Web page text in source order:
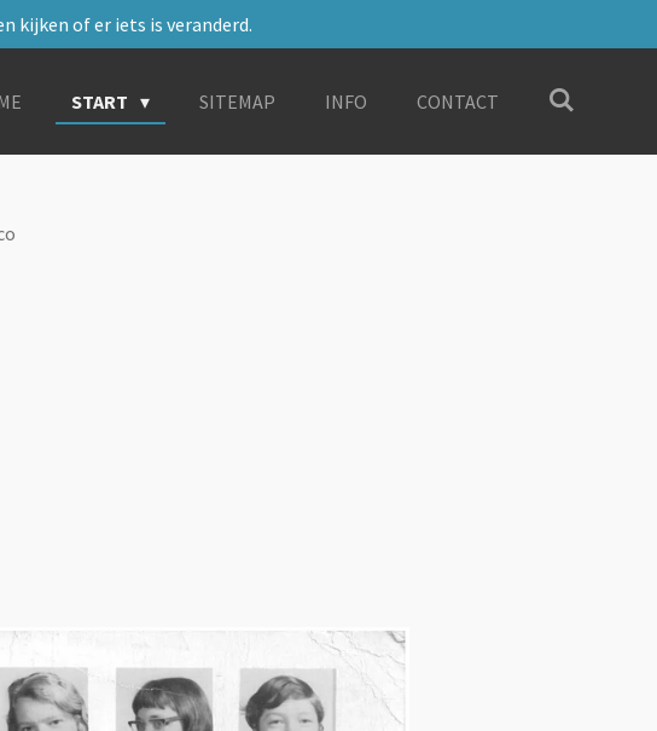
kijken of er iets is veranderd.
START SITEMAP INFO CONTACT